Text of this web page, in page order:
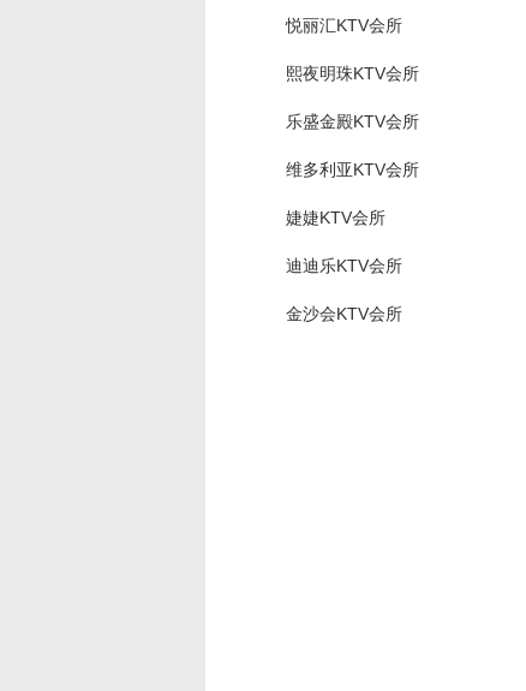
悦丽汇KTV会所
熙夜明珠KTV会所
乐盛金殿KTV会所
维多利亚KTV会所
婕婕KTV会所
迪迪乐KTV会所
金沙会KTV会所